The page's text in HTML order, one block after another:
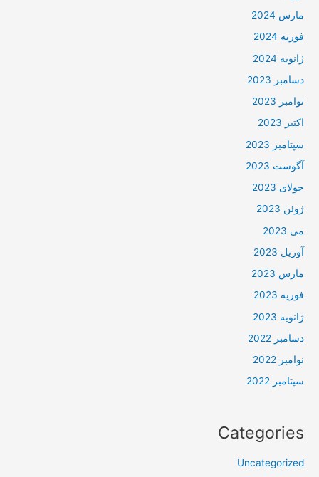
مارس 2024
فوریه 2024
ژانویه 2024
دسامبر 2023
نوامبر 2023
اکتبر 2023
سپتامبر 2023
آگوست 2023
جولای 2023
ژوئن 2023
می 2023
آوریل 2023
مارس 2023
فوریه 2023
ژانویه 2023
دسامبر 2022
نوامبر 2022
سپتامبر 2022
Categories
Uncategorized